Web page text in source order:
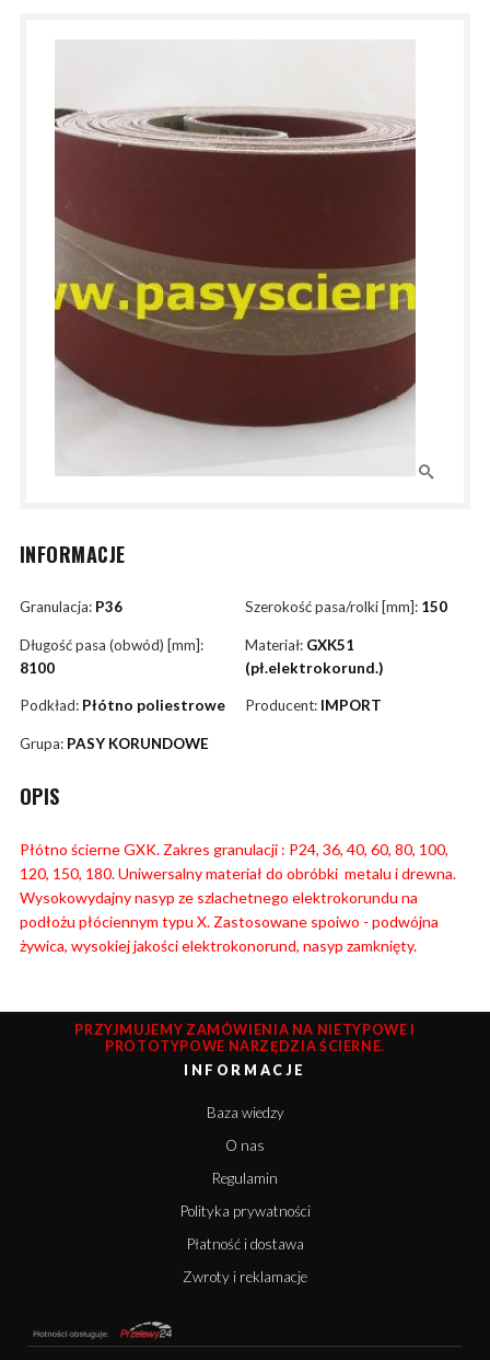
INFORMACJE
Granulacja: P36 Szerokość pasa/rolki [mm]: 150
Długość pasa (obwód) [mm]:
8100
Materiał: GXK51
(pł.elektrokorund.)
Podkład: Płótno poliestrowe Producent: IMPORT
Grupa: PASY KORUNDOWE
OPIS
Płótno ścierne GXK. Zakres granulacji : P24, 36, 40, 60, 80, 100,
120, 150, 180. Uniwersalny materiał do obróbki metalu i drewna.
Wysokowydajny nasyp ze szlachetnego elektrokorundu na
podłożu płóciennym typu X. Zastosowane spoiwo - podwójna
żywica, wysokiej jakości elektrokonorund, nasyp zamknięty.
PRZYJMUJEMY ZAMÓWIENIA NA NIETYPOWE I
PROTOTYPOWE NARZĘDZIA ŚCIERNE.
INFORMACJE
Baza wiedzy
O nas
Regulamin
Polityka prywatności
Płatność i dostawa
Zwroty i reklamacje